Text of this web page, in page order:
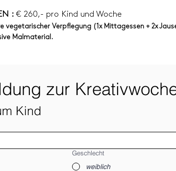
: € 260,- pro Kind und Woche
vegetarischer Verpflegung (1x Mittagessen + 2x
Malmaterial.
zur
Kind
Geschlecht
weiblich